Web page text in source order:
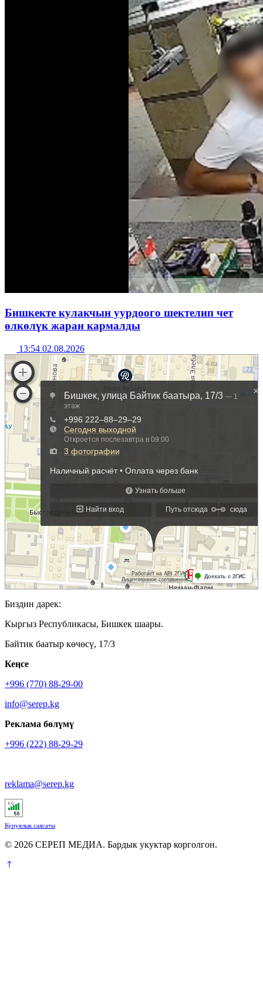
Бишкекте кулакчын уурдоого шектелип чет
өлкөлүк жаран кармалды
13:54 02.08.2026
Биздин дарек:
Кыргыз Республикасы, Бишкек шаары.
Байтик баатыр көчөсү, 17/3
Кеӊсе
+996 (770) 88-29-00
info@serep.kg
Реклама бөлүмү
+996 (222) 88-29-29
reklama@serep.kg
Купуялык саясаты
© 2026 СЕРЕП МЕДИА. Бардык укуктар корголгон.